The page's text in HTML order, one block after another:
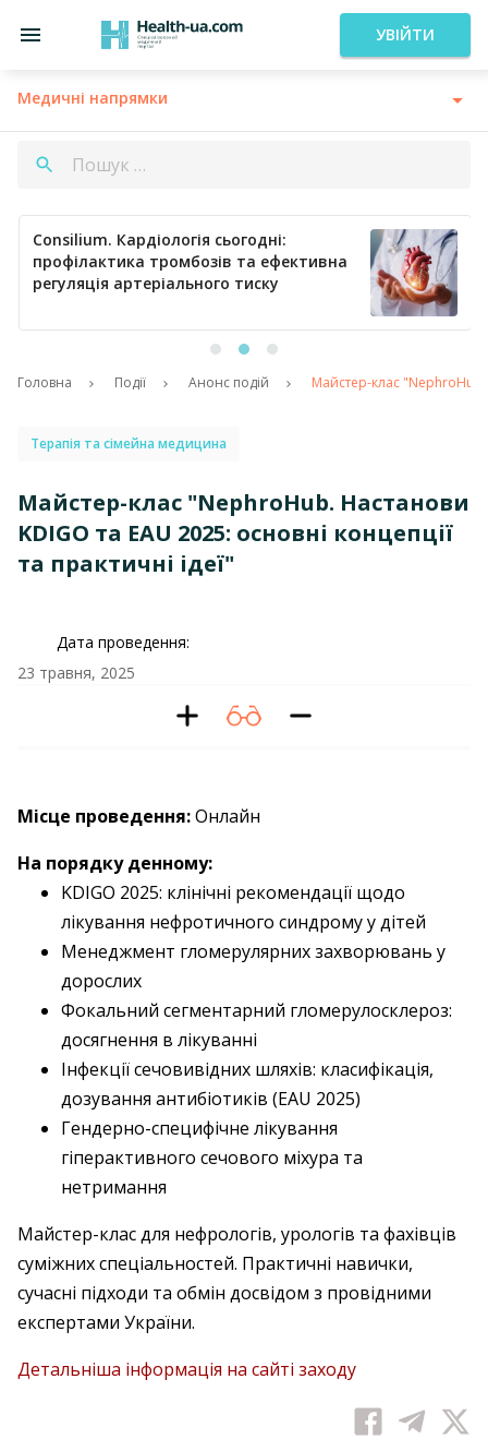
УВІЙТИ
Медичні напрямки
Consilium. Кардіологія сьогодні:
профілактика тромбозів та ефективна
регуляція артеріального тиску
Головна Події Анонс подій Майстер-клас "NephroHub.
Терапія та сімейна медицина
Майстер-клас "NephroHub. Настанови
KDIGO та EAU 2025: основні концепції
та практичні ідеї"
Дата проведення:
23 травня, 2025
Місце проведення:Онлайн
На порядку денному:
KDIGO 2025: клінічні рекомендації щодо
лікування нефротичного синдрому у дітей
Менеджмент гломерулярних захворювань у
дорослих
Фокальний сегментарний гломерулосклероз:
досягнення в лікуванні
Інфекції сечовивідних шляхів: класифікація,
дозування антибіотиків (EAU 2025)
Гендерно-специфічне лікування
гіперактивного сечового міхура та
нетримання
Майстер-клас для нефрологів, урологів та фахівців
суміжних спеціальностей. Практичні навички,
сучасні підходи та обмін досвідом з провідними
експертами України.
Детальніша інформація на сайті заходу